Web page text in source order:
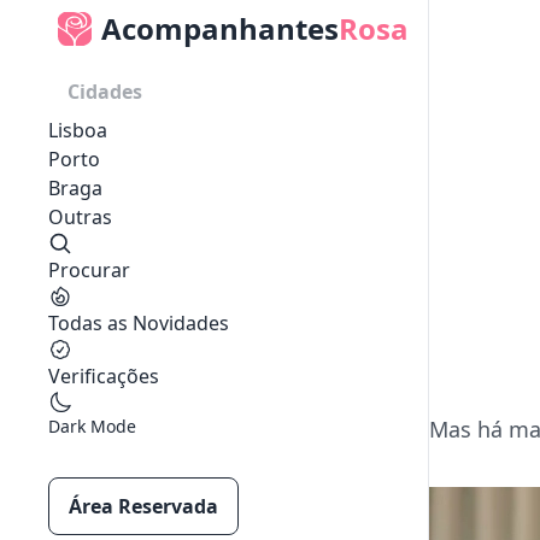
AcompanhantesRosa
Cidades
Lisboa
Porto
Braga
Outras
Procurar
Todas as Novidades
Verificações
Dark Mode
Área Reservada
Mas há